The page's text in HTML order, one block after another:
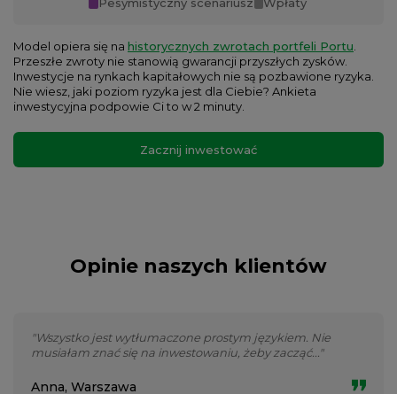
Model opiera się na historycznych zwrotach portfeli Portu
Przeszłe zwroty nie stanowią gwarancji przyszłych zysków.
Inwestycje na rynkach kapitałowych nie są pozbawione ryzyka.
Nie wiesz, jaki poziom ryzyka jest dla Ciebie? Ankieta
inwestycyjna podpowie Ci to w 2 minuty.
Zacznij inwestować
Opinie naszych klientów
"Wszystko jest wytłumaczone prostym językiem. Nie
musiałam znać się na inwestowaniu, żeby zacząć..."
Anna, Warszawa